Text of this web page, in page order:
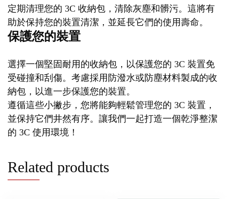
定期清理您的 3C 收納包，清除灰塵和髒污。這將有
助於保持您的裝置清潔，並延長它們的使用壽命。
保護您的裝置
選擇一個堅固耐用的收納包，以保護您的 3C 裝置免
受碰撞和刮傷。考慮採用防潑水或防塵材料製成的收
納包，以進一步保護您的裝置。
遵循這些小撇步，您將能夠輕鬆管理您的 3C 裝置，
並保持它們井然有序。讓我們一起打造一個乾淨整潔
的 3C 使用環境！
Related products